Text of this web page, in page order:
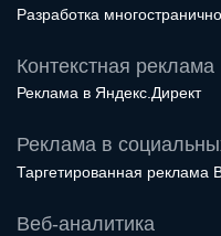
Разработка
Контекстная реклама
Реклама в Яндекс.Директ
Реклама в
Таргетированная реклама
Веб-аналитика